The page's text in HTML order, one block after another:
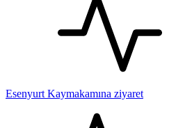
Esenyurt Kaymakamına ziyaret